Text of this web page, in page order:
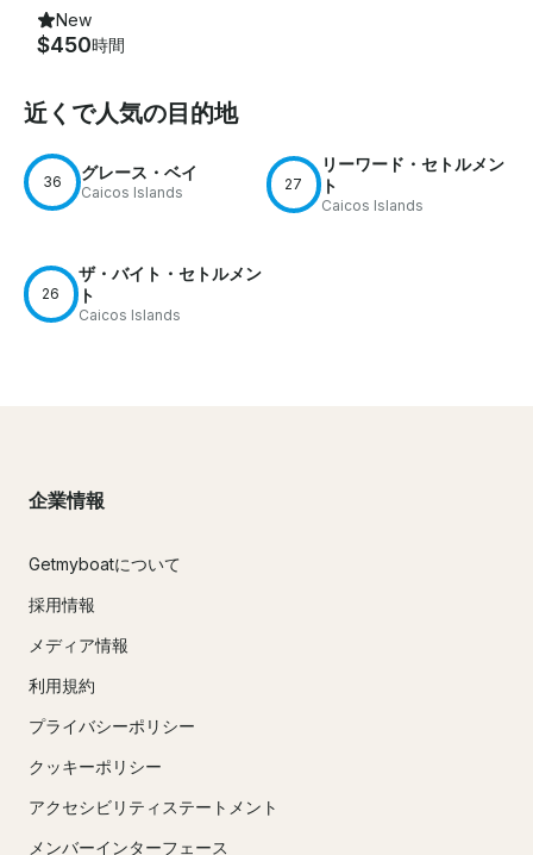
New
$450時間
近くで人気の目的地
36 グレース・ベイ
Caicos Islands 27
リーワード・セトルメン
ト
Caicos Islands
26
ザ・バイト・セトルメン
ト
Caicos Islands
企業情報
Getmyboatについて
採用情報
メディア情報
利用規約
プライバシーポリシー
クッキーポリシー
アクセシビリティステートメント
メンバーインターフェース